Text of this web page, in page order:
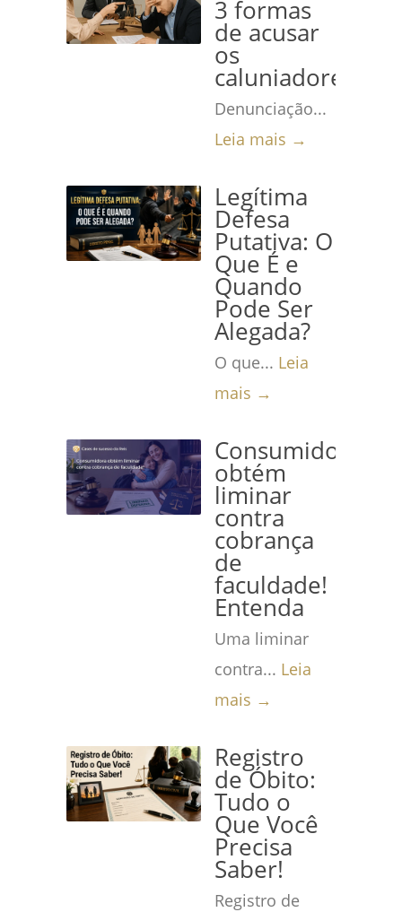
3 formas
de acusar
os
caluniadores
Denunciação...
Leia mais →
Legítima
Defesa
Putativa: O
Que É e
Quando
Pode Ser
Alegada?
O que... Leia
mais →
Consumidora
obtém
liminar
contra
cobrança
de
faculdade!
Entenda
Uma liminar
contra... Leia
mais →
Registro
de Óbito:
Tudo o
Que Você
Precisa
Saber!
Registro de